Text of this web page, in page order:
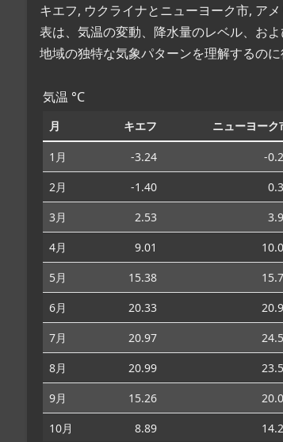
キエフ, ウクライナとニューヨーク市, ア
表は、気温の変動、降水量のレベル、お
地域の独特な気象パターンを理解するのに
気温 °C
月 キエフ ニューヨーク
1月 -3.24 -
2月
-1.40
3月
2.53
4月
9.01
5月
15.38
6月
20.33
7月
20.97
8月
20.99
9月
15.26
10月
8.89